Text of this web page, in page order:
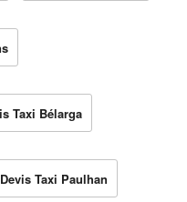
Taxi Bélarga
Devis Taxi Paulhan